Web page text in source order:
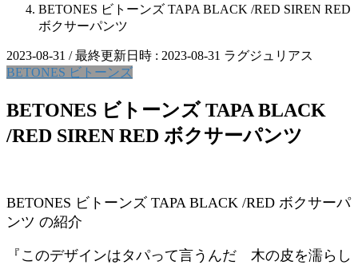
BETONES ビトーンズ TAPA BLACK /RED SIREN RED
ボクサーパンツ
2023-08-31 / 最終更新日時 : 2023-08-31 ラグジュリアス
BETONES ビトーンズ
BETONES ビトーンズ TAPA BLACK
/RED SIREN RED ボクサーパンツ
BETONES ビトーンズ TAPA BLACK /RED ボクサーパ
ンツ の紹介
『このデザインはタパって言うんだ 木の皮を濡らし